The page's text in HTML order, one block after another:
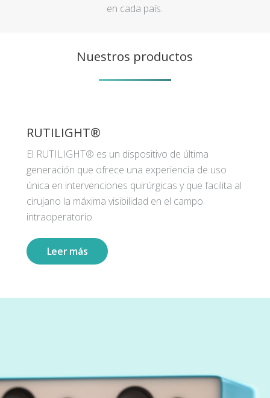
en cada país.
Nuestros productos
RUTILIGHT®
El RUTILIGHT® es un dispositivo de última
generación que ofrece una experiencia de uso
única en intervenciones quirúrgicas y que facilita al
cirujano la máxima visibilidad en el campo
intraoperatorio.
Leer más